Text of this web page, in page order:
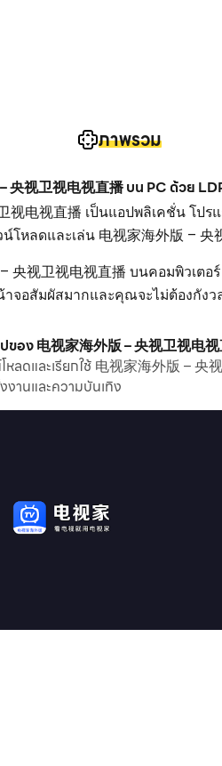
ภาพรวม
央视卫视电视直播 บน PC ด้วย
视电视直播 เป็นแอปพลิเคชั่น โป
หลดและเล่น 电视家海外版 –
– 央视卫视电视直播 บนคอมพิวเ
จอสัมผัสมากและคุณจะไม่ต้องกัง
รายการและการซิงค์ คุณสามารถ
ทำให้การแบ่งปันรูปภาพ วิดีโอ และ
版 – 央视卫视电视直播 และเ
Edition เป็นแอปพลิเคชั่นทีวีถ่ายทอ
บชมการถ่ายทอดสดที่เสถียรกว่า
วทุกมุมโลกได้ตลอดเวลา และให้
อง 电视家海外版 – 央视卫视电视
หลดและเรียกใช้ 电视家海外版 –
งานและความบันเทิง